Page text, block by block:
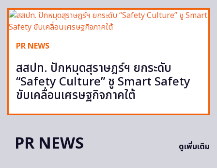
PR NEWS
สสปท. ปักหมุดสุราษฎร์ฯ ยกระดับ
“Safety Culture” ชู Smart Safety
ขับเคลื่อนเศรษฐกิจภาคใต้
PR NEWS ดูเพิ่มเติม